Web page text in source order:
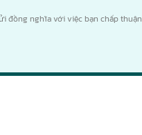
đồng nghĩa với việc bạn chấp thuận